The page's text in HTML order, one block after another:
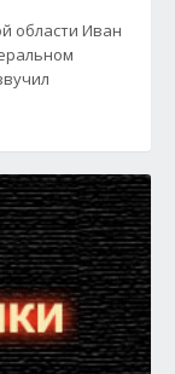
области Иван